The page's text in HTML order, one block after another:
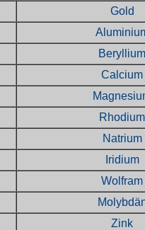
Gold
Beryllium
Calcium
Rhodium
Natrium
Iridium
Wolfram
Zink